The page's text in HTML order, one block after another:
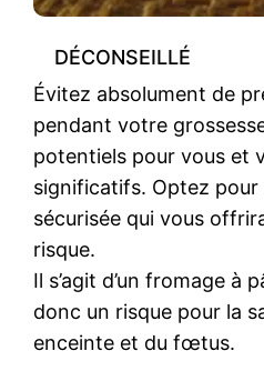
DÉCONSEILLÉ
Évitez absolument de
pendant votre
potentiels pour vous et
significatifs. Optez
sécurisée qui vous
risque.
Il s’agit d’un fromage à
donc un risque pour la
enceinte et du fœtus.